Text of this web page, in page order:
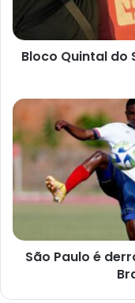
carnaval
2023
Bloco Quintal
São
é
derrotado
virada
pelo
no
Brasileirão
São Paulo é